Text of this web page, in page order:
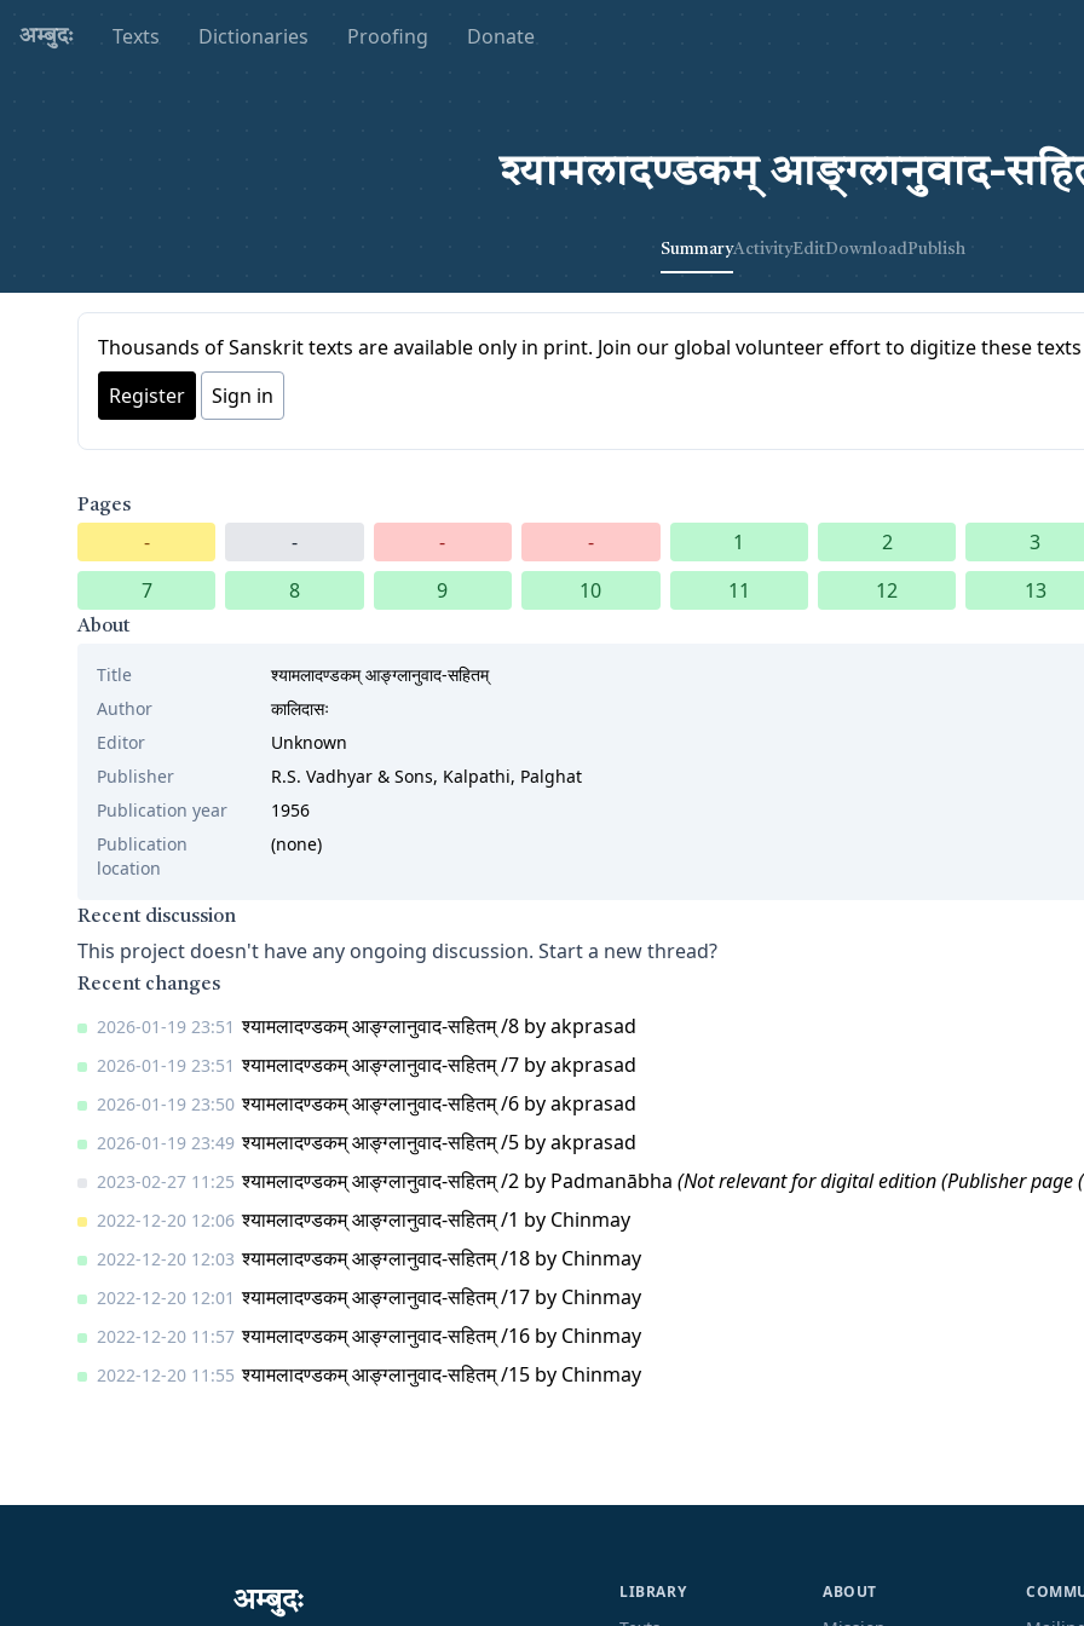
अम्बुदः Texts Dictionaries Proofing Donate
श्यामलादण्डकम् आङ्ग्लानुवाद-
SummaryActivityEditDownloadPublish
Thousands of Sanskrit texts are available only in print. Join our global volunteer effort to digitize these
Register
Sign in
Pages
- - - - 1 2 3
7
8 9 10 11 12 13
About
Title
श्यामलादण्डकम् आङ्ग्लानुवाद-सहितम्
Author
कालिदासः
Editor
Unknown
Publisher
R.S. Vadhyar & Sons, Kalpathi, Palghat
Publication year
1956
Publication
location
(none)
Recent discussion
This project doesn't have any ongoing discussion. Start a new thread?
Recent changes
2026-01-19 23:51 श्यामलादण्डकम् आङ्ग्लानुवाद-सहितम् /8 byakprasad
2026-01-19 23:51 श्यामलादण्डकम् आङ्ग्लानुवाद-सहितम् /7 byakprasad
2026-01-19 23:50 श्यामलादण्डकम् आङ्ग्लानुवाद-सहितम् /6 byakprasad
2026-01-19 23:49 श्यामलादण्डकम् आङ्ग्लानुवाद-सहितम् /5 byakprasad
2023-02-27 11:25 श्यामलादण्डकम् आङ्ग्लानुवाद-सहितम् /2 by Padmanābha (Not relevant for digital edition (Publisher page
2022-12-20 12:06 श्यामलादण्डकम् आङ्ग्लानुवाद-सहितम् /1 by Chinmay
2022-12-20 12:03 श्यामलादण्डकम् आङ्ग्लानुवाद-सहितम् /18 by Chinmay
2022-12-20 12:01 श्यामलादण्डकम् आङ्ग्लानुवाद-सहितम् /17 by Chinmay
2022-12-20 11:57 श्यामलादण्डकम् आङ्ग्लानुवाद-सहितम् /16 by Chinmay
2022-12-20 11:55 श्यामलादण्डकम् आङ्ग्लानुवाद-सहितम् /15 by Chinmay
अम्बुदः LIBRARY ABOUT